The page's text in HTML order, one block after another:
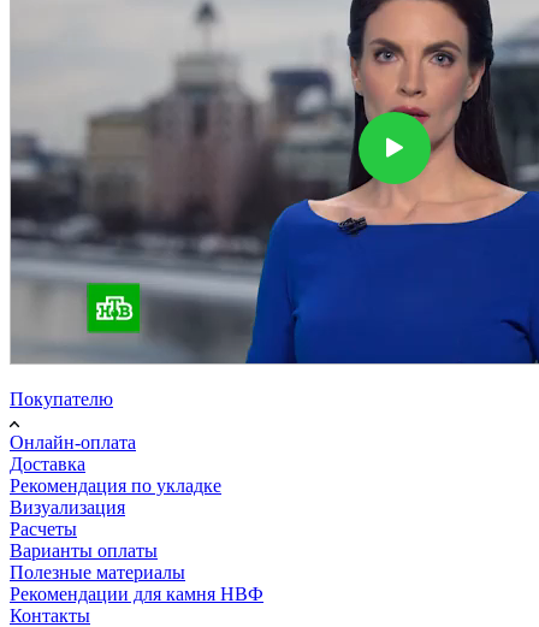
Покупателю
Онлайн-оплата
Доставка
Рекомендация по укладке
Визуализация
Расчеты
Варианты оплаты
Полезные материалы
Рекомендации для камня НВФ
Контакты